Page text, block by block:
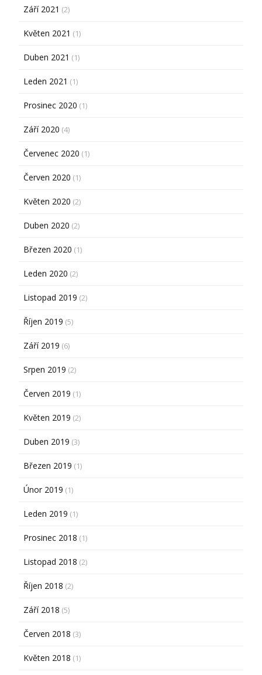
Září 2021 (2)
Květen 2021 (1)
Duben 2021 (1)
Leden 2021 (1)
Prosinec 2020 (1)
Září 2020 (4)
Červenec 2020 (1)
Červen 2020 (1)
Květen 2020 (2)
Duben 2020 (2)
Březen 2020 (1)
Leden 2020 (2)
Listopad 2019 (2)
Říjen 2019 (5)
Září 2019 (6)
Srpen 2019 (2)
Červen 2019 (1)
Květen 2019 (2)
Duben 2019 (3)
Březen 2019 (1)
Únor 2019 (1)
Leden 2019 (1)
Prosinec 2018 (1)
Listopad 2018 (2)
Říjen 2018 (2)
Září 2018 (5)
Červen 2018 (3)
Květen 2018 (1)